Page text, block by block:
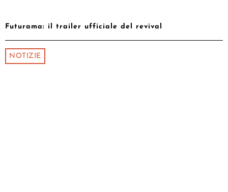
Futurama: il trailer ufficiale del revival
NOTIZIE